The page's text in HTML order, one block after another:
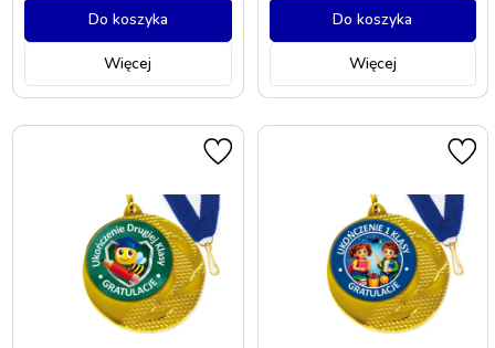
Więcej
Do koszyka
Więcej
Do koszyka